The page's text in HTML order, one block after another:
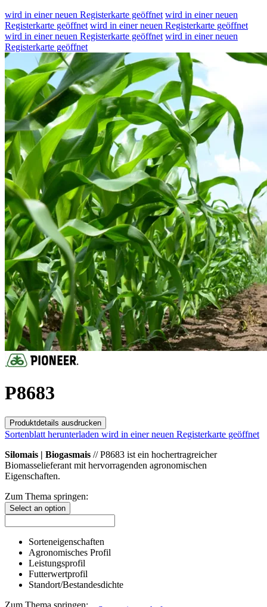
wird in einer neuen Registerkarte geöffnet wird in einer neuen
Registerkarte geöffnet wird in einer neuen Registerkarte geöffnet
wird in einer neuen Registerkarte geöffnet wird in einer neuen
Registerkarte geöffnet
P8683
Produktdetails ausdrucken
Sortenblatt herunterladen wird in einer neuen Registerkarte geöffnet
Silomais | Biogasmais // P8683 ist ein hochertragreicher
Biomasselieferant mit hervorragenden agronomischen
Eigenschaften.
Zum Thema springen:
Select an option
Sorteneigenschaften
Agronomisches Profil
Leistungsprofil
Futterwertprofil
Standort/Bestandesdichte